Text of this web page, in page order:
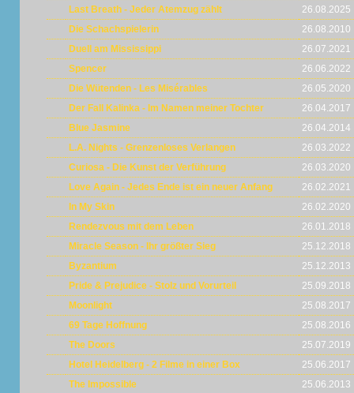
Last Breath - Jeder Atemzug zählt
26.08.2025
Die Schachspielerin
26.08.2010
Duell am Mississippi
26.07.2021
Spencer
26.06.2022
Die Wütenden - Les Misérables
26.05.2020
Der Fall Kalinka - Im Namen meiner Tochter
26.04.2017
Blue Jasmine
26.04.2014
L.A. Nights - Grenzenloses Verlangen
26.03.2022
Curiosa - Die Kunst der Verführung
26.03.2020
Love Again - Jedes Ende ist ein neuer Anfang
26.02.2021
In My Skin
26.02.2020
Rendezvous mit dem Leben
26.01.2018
Miracle Season - Ihr größter Sieg
25.12.2018
Byzantium
25.12.2013
Pride & Prejudice - Stolz und Vorurteil
25.09.2018
Moonlight
25.08.2017
69 Tage Hoffnung
25.08.2016
The Doors
25.07.2019
Hotel Heidelberg - 2 Filme in einer Box
25.06.2017
The Impossible
25.06.2013